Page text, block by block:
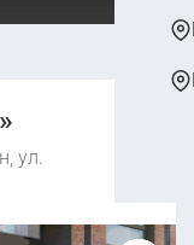
ул.